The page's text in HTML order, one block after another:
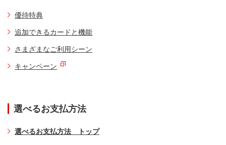
優待特典
追加できるカードと機能
さまざまなご利用シーン
キャンペーン
選べるお支払方法
選べるお支払方法 トップ